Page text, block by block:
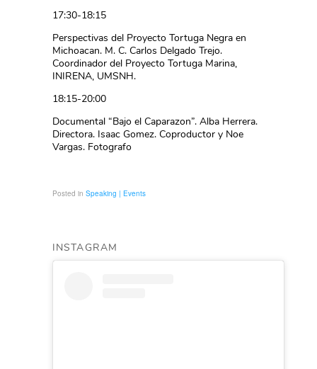
17:30-18:15
Perspectivas del Proyecto Tortuga Negra en
Michoacan. M. C. Carlos Delgado Trejo.
Coordinador del Proyecto Tortuga Marina,
INIRENA, UMSNH.
18:15-20:00
Documental “Bajo el Caparazon”. Alba Herrera.
Directora. Isaac Gomez. Coproductor y Noe
Vargas. Fotografo
Posted in Speaking | Events
INSTAGRAM